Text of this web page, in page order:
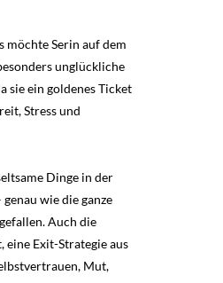
möchte Serin auf dem
unglückliche
sie ein goldenes Ticket
Stress und
Dinge in der
wie die ganze
Auch die
eine Exit-Strategie aus
Mut,